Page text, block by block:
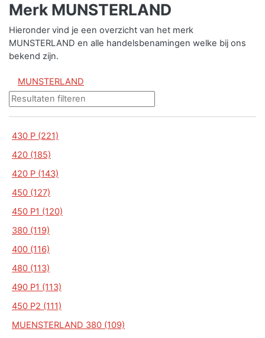
Merk MUNSTERLAND
Hieronder vind je een overzicht van het merk
MUNSTERLAND en alle handelsbenamingen welke bij ons
bekend zijn.
MUNSTERLAND
430 P (221)
420 (185)
420 P (143)
450 (127)
450 P1 (120)
380 (119)
400 (116)
480 (113)
490 P1 (113)
450 P2 (111)
MUENSTERLAND 380 (109)